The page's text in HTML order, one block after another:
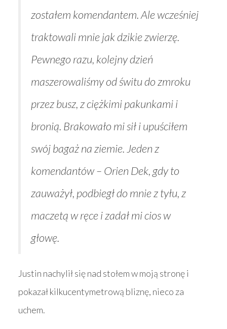
zostałem komendantem. Ale wcześniej
traktowali mnie jak dzikie zwierzę.
Pewnego razu, kolejny dzień
maszerowaliśmy od świtu do zmroku
przez busz, z ciężkimi pakunkami i
bronią. Brakowało mi sił i upuściłem
swój bagaż na ziemie. Jeden z
komendantów – Orien Dek, gdy to
zauważył, podbiegł do mnie z tyłu, z
maczetą w ręce i zadał mi cios w
głowę.
Justin nachylił się nad stołem w moją stronę i
pokazał kilkucentymetrową bliznę, nieco za
uchem.